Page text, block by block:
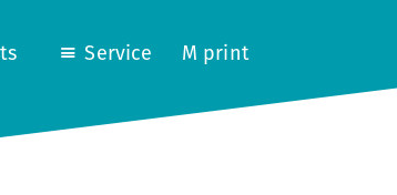
Service M print